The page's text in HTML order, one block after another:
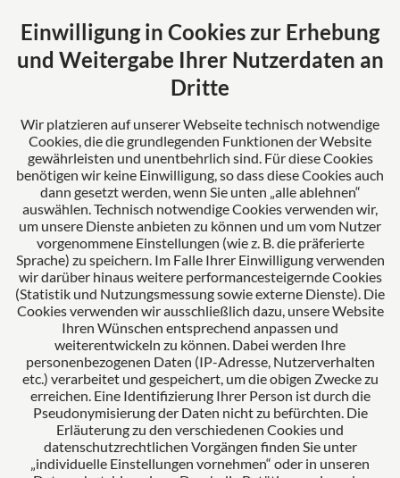
Über uns
Mertl Pösl Rechtsanwälte verkörpert Erfahrung,
Fortschritt und Kompetenz. Als Ihr verlässlicher
Partner stehen wir für umfassende Lösungen und
erstklassige Betreuung unserer Mandanten.
Das europäische Kanzlei-Netzwerk
Zertifiziertes Kanzleimanagement
Einwilligung in Cookies zur Erhebung
und Weitergabe Ihrer Nutzerdaten an
Dritte
Wir platzieren auf unserer Webseite technisch notwendige
Cookies, die die grundlegenden Funktionen der Website
gewährleisten und unentbehrlich sind. Für diese Cookies
benötigen wir keine Einwilligung, so dass diese Cookies auch
dann gesetzt werden, wenn Sie unten „alle ablehnen“
auswählen. Technisch notwendige Cookies verwenden wir,
um unsere Dienste anbieten zu können und um vom Nutzer
vorgenommene Einstellungen (wie z. B. die präferierte
Sprache) zu speichern. Im Falle Ihrer Einwilligung verwenden
wir darüber hinaus weitere performancesteigernde Cookies
(Statistik und Nutzungsmessung sowie externe Dienste). Die
Cookies verwenden wir ausschließlich dazu, unsere Website
Ihren Wünschen entsprechend anpassen und
weiterentwickeln zu können. Dabei werden Ihre
personenbezogenen Daten (IP-Adresse, Nutzerverhalten
etc.) verarbeitet und gespeichert, um die obigen Zwecke zu
erreichen. Eine Identifizierung Ihrer Person ist durch die
Pseudonymisierung der Daten nicht zu befürchten. Die
Erläuterung zu den verschiedenen Cookies und
datenschutzrechtlichen Vorgängen finden Sie unter
„individuelle Einstellungen vornehmen“ oder in unseren